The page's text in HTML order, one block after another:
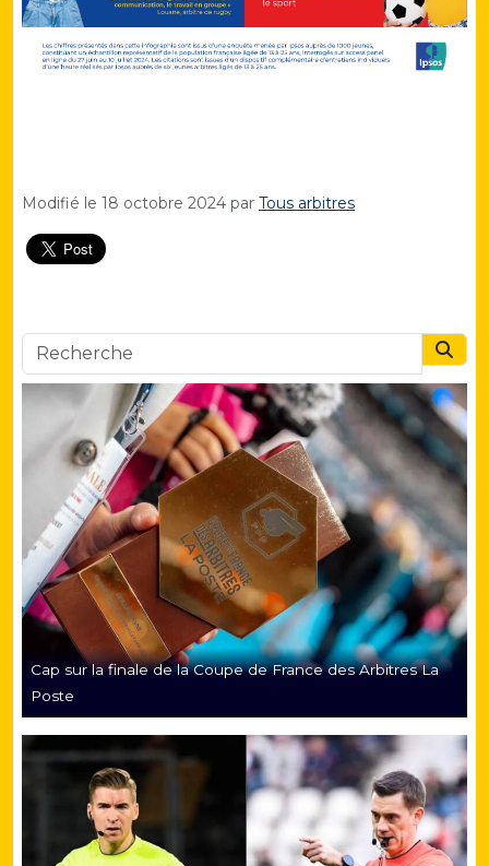
Modifié le 18 octobre 2024 par Tous arbitres
Cap sur la finale de la Coupe de France des Arbitres La
Poste